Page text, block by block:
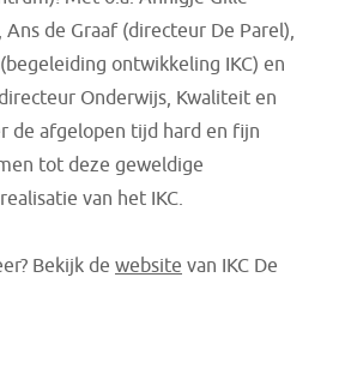
Ans de Graaf (directeur De Parel),
ontwikkeling IKC) en
Onderwijs, Kwaliteit en
de afgelopen tijd hard en fijn
tot deze geweldige
van het IKC.
Bekijk de website van IKC De